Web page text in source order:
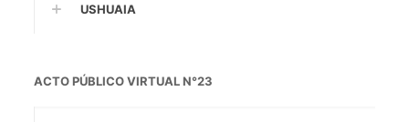
USHUAIA
ACTO PÚBLICO VIRTUAL N°23